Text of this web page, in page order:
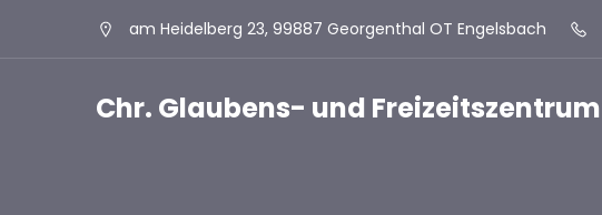
am Heidelberg 23, 99887 Georgenthal OT Engelsbach
Chr. Glaubens- und Freizeitszentrum